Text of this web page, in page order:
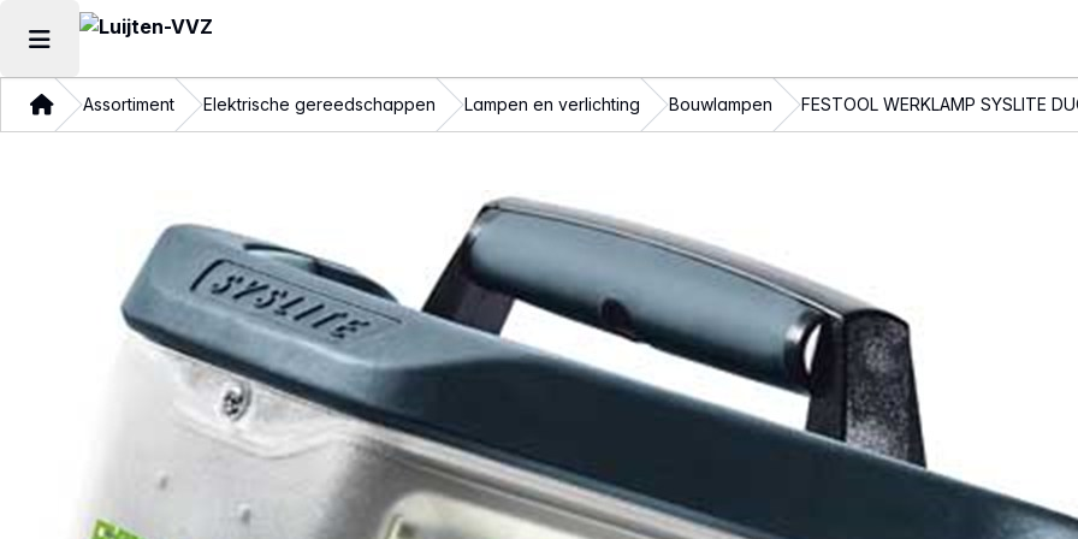
Hoofdmenu openen
ThuisAssortiment Elektrische gereedschappen Lampen en verlichting Bouwlampen FESTOOL WERKLAMP SYSLITE